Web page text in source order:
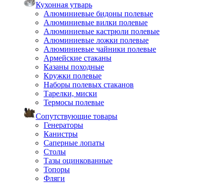
Кухонная утварь
Алюминиевые бидоны полевые
Алюминиевые вилки полевые
Алюминиевые кастрюли полевые
Алюминиевые ложки полевые
Алюминиевые чайники полевые
Армейские стаканы
Казаны походные
Кружки полевые
Наборы полевых стаканов
Тарелки, миски
Термосы полевые
Сопутствующие товары
Генераторы
Канистры
Саперные лопаты
Столы
Тазы оцинкованные
Топоры
Фляги